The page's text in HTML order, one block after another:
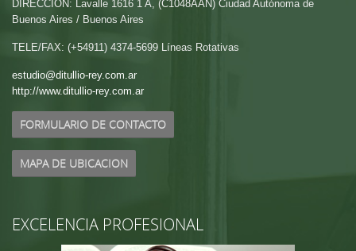
DIRECCION: Lavalle 1616 1 A, (C1048AAN) Ciudad Autónoma de
Buenos Aires / Buenos Aires
TELE/FAX: (+54911) 4374-5699 Líneas Rotativas
estudio@ditullio-rey.com.ar
http://www.ditullio-rey.com.ar
FORMULARIO DE CONTACTO
MAPA DE UBICACION
EXCELENCIA PROFESIONAL